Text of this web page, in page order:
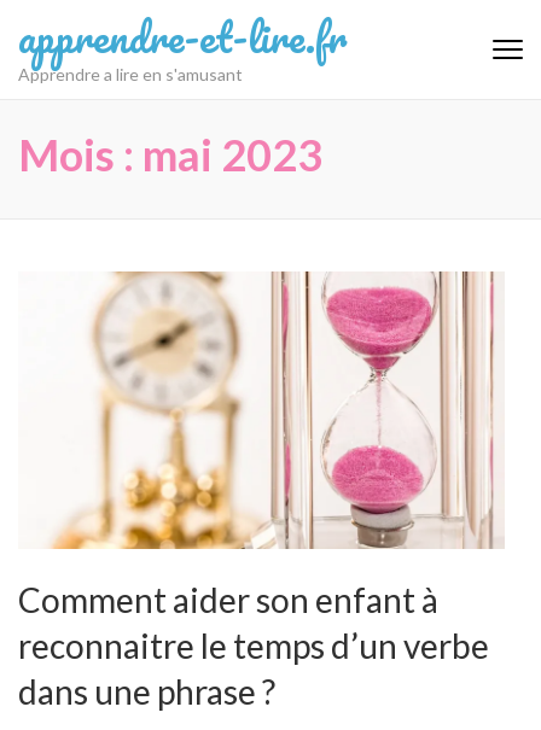
au
contenu
apprendre-et-lire.fr
Apprendre a lire en s'amusant
Mois : mai 2023
Comment aider son enfant à
reconnaitre le temps d’un verbe
dans une phrase ?